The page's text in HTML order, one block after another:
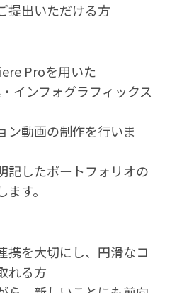
提出いただける方
Proを用いた
インフォグラフィックス
ン動画の制作を行いま
記したポートフォリオの
す。
携を大切にし、円滑なコ
れる方